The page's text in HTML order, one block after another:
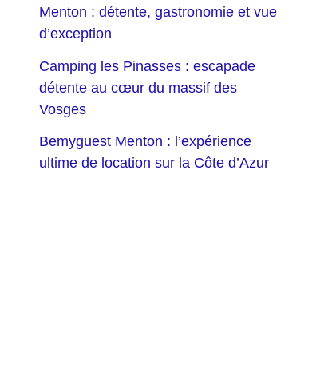
Menton : détente, gastronomie et vue
d’exception
Camping les Pinasses : escapade
détente au cœur du massif des
Vosges
Bemyguest Menton : l’expérience
ultime de location sur la Côte d’Azur